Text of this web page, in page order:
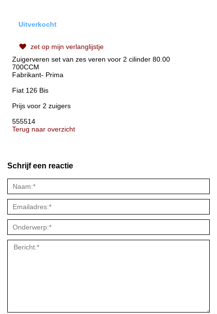
Uitverkocht
zet op mijn verlanglijstje
Zuigerveren set van zes veren voor 2 cilinder 80.00
700CCM
Fabrikant- Prima
Fiat 126 Bis
Prijs voor 2 zuigers
555514
Terug naar overzicht
Schrijf een reactie